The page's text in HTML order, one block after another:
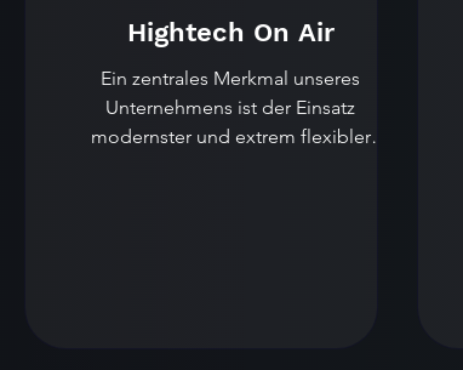
Hightech On Air
Ein zentrales Merkmal unseres
Unternehmens ist der Einsatz
modernster und extrem flexibler